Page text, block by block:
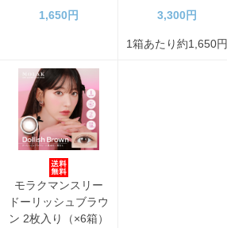
1,650円
3,300円
1箱あたり約1,650円
モラクマンスリー
ドーリッシュブラウ
ン 2枚入り（×6箱）